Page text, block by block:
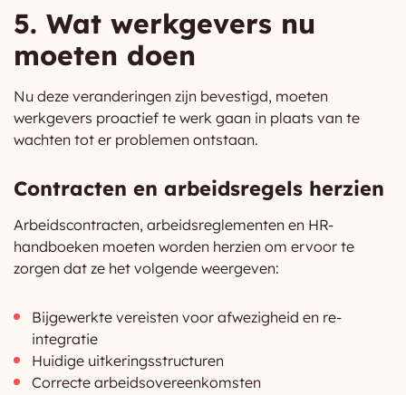
5. Wat werkgevers nu
moeten doen
Nu deze veranderingen zijn bevestigd, moeten
werkgevers proactief te werk gaan in plaats van te
wachten tot er problemen ontstaan.
Contracten en arbeidsregels herzien
Arbeidscontracten, arbeidsreglementen en HR-
handboeken moeten worden herzien om ervoor te
zorgen dat ze het volgende weergeven:
Bijgewerkte vereisten voor afwezigheid en re-
integratie
Huidige uitkeringsstructuren
Correcte arbeidsovereenkomsten